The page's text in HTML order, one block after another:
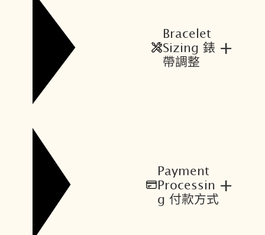
Bracelet
Sizing 錶
帶調整
+
Payment
Processin
g 付款方式
+